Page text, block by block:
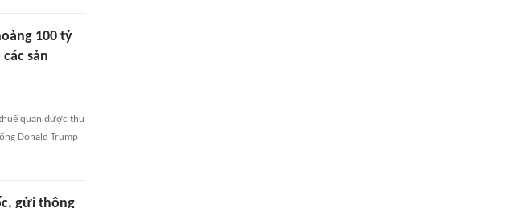
100 tỷ
sản
quan được thu
Donald Trump
gửi thông